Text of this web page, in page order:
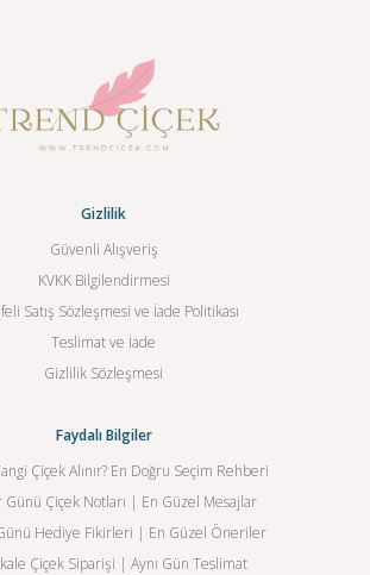
Gizlilik
Güvenli Alışveriş
KVKK Bilgilendirmesi
Satış Sözleşmesi ve İade Politikası
Teslimat ve İade
Gizlilik Sözleşmesi
Faydalı Bilgiler
Çiçek Alınır? En Doğru Seçim Rehberi
Günü Çiçek Notları | En Güzel Mesajlar
Hediye Fikirleri | En Güzel Öneriler
Çiçek Siparişi | Aynı Gün Teslimat